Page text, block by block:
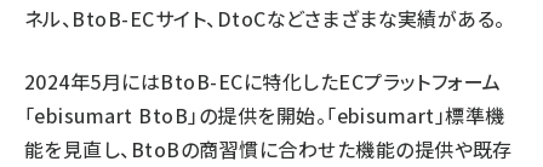
ネル、BtoB-ECサイト、DtoCなどさまざまな実績がある。
2024年5月にはBtoB-ECに特化したECプラットフォーム
「ebisumart BtoB」の提供を開始。「ebisumart」標準機
能を見直し、BtoBの商習慣に合わせた機能の提供や既存